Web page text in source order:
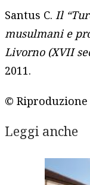
Santus C. Il
musulmani e
Livorno (XVII
2011.
© Riproduzione
Leggi anche